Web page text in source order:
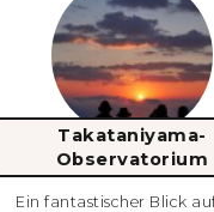
Takataniyama-
Observatorium
Ein fantastischer Blick